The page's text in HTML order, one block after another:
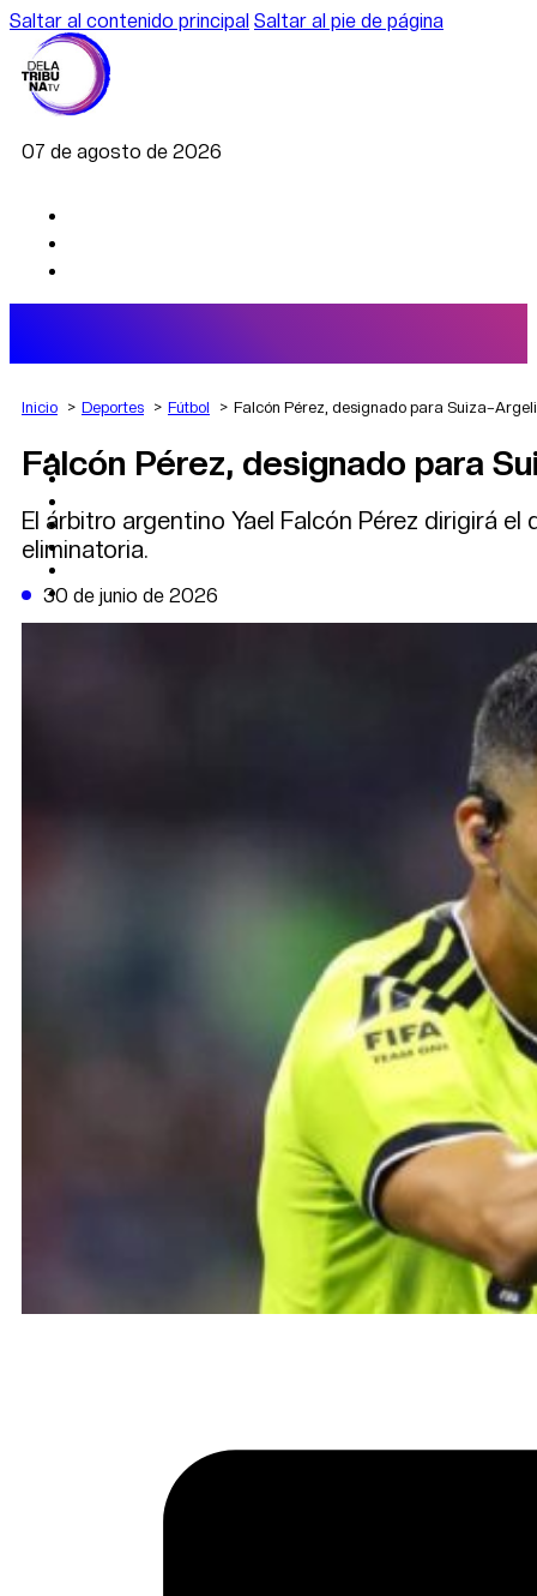
Saltar al contenido principal Saltar al pie de página
07 de agosto de 2026
AGRO
DEPORTES
POLÍTICA
CAMBIO CLIMÁTICO
DE LA TRIBUNA TV
Inicio Deportes Fútbol Falcón Pérez, designado para
Falcón Pérez, designado para
El árbitro argentino Yael Falcón Pérez dirigirá
eliminatoria.
30 de junio de 2026